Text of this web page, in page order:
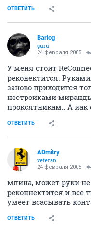
ОТВЕТИТЬ
Barlog
guru
24 февраля 2005
У меня стоит
реконектится.
заново приходится
нестройками
проксятникам.. А иак
ОТВЕТИТЬ
ADmitry
veteran
24 февраля 2005
млина, может руки не
реконнектится и все
умеет всасывать
ОТВЕТИТЬ